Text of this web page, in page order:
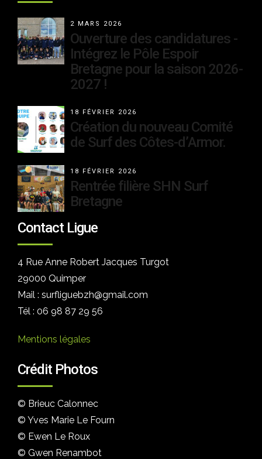
2 MARS 2026
Ouverture des candidatures -
Intégrez le Pôle Espoir
Bretagne pour la saison 2026-
2027 !
18 FÉVRIER 2026
Création du nouveau Comité
de Surf des Côtes-d’Armor.
18 FÉVRIER 2026
Rentrée filière SHN Surf
Bretagne
Contact Ligue
4 Rue Anne Robert Jacques Turgot
29000 Quimper
Mail : surfliguebzh@gmail.com
Tél : 06 98 87 29 56
Mentions légales
Crédit Photos
© Brieuc Calonnec
© Yves Marie Le Fourn
© Ewen Le Roux
© Gwen Renambot